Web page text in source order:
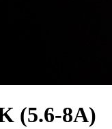
(5.6-8A)